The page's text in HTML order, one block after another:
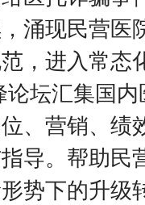
涌现民营医
，进入常态
坛汇集国
、营销、绩
导。帮助民
势下的升级